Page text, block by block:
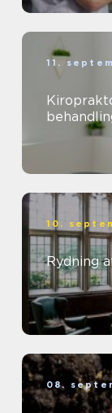
11.
10.
Rydning
08.